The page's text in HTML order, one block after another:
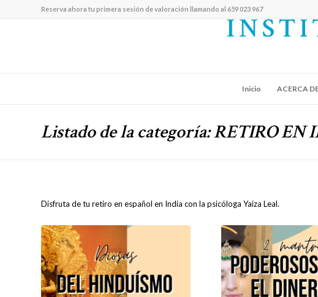
Reserva ahora tu primera sesión de valoración llamando al 659 023 967
Inicio ACERCA
Listado de la categoría: RETIRO EN
Disfruta de tu retiro en español en India con la psicóloga Yaiza Leal.